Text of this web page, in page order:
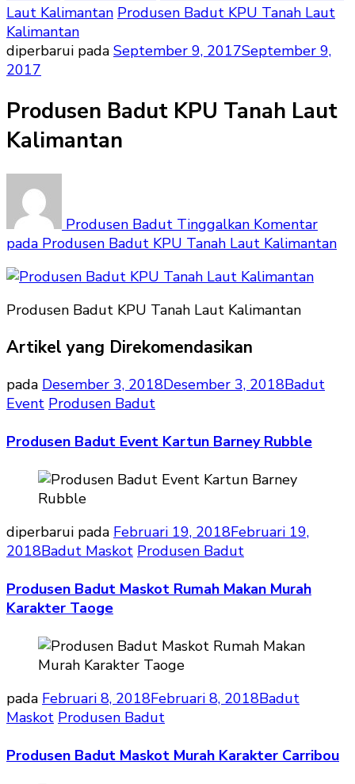
Laut Kalimantan Produsen Badut KPU Tanah Laut
Kalimantan
diperbarui pada September 9, 2017September 9,
2017
Produsen Badut KPU Tanah Laut
Kalimantan
Produsen Badut Tinggalkan Komentar
pada Produsen Badut KPU Tanah Laut Kalimantan
Produsen Badut KPU Tanah Laut Kalimantan
Artikel yang Direkomendasikan
pada Desember 3, 2018Desember 3, 2018Badut
Event Produsen Badut
Produsen Badut Event Kartun Barney Rubble
diperbarui pada Februari 19, 2018Februari 19,
2018Badut Maskot Produsen Badut
Produsen Badut Maskot Rumah Makan Murah
Karakter Taoge
pada Februari 8, 2018Februari 8, 2018Badut
Maskot Produsen Badut
Produsen Badut Maskot Murah Karakter Carribou